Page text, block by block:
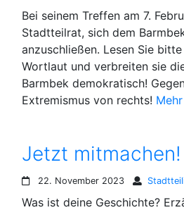
Bei seinem Treffen am 7.
Stadtteilrat, sich dem
anzuschließen. Lesen Sie
Wortlaut und verbreiten sie
Barmbek demokratisch!
Extremismus von rechts!
Jetzt mitmachen!
22. November 2023
Was ist deine Geschichte?